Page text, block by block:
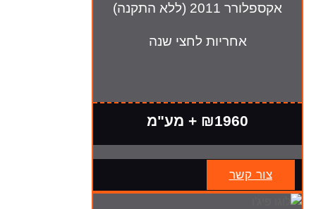
אקספלורר 2011 (ללא התקנה)
אחריות לחצי שנה
₪1960 + מע"מ
צור קשר